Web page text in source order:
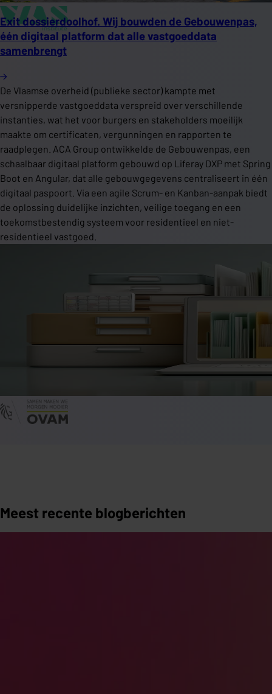
Exit dossierdoolhof. Wij bouwden de Gebouwenpas,
één digitaal platform dat alle vastgoeddata
samenbrengt
De Vlaamse overheid (publieke sector) kampte met
versnipperde vastgoeddata verspreid over verschillende
instanties, wat het voor burgers en stakeholders moeilijk
maakte om certificaten, vergunningen en rapporten te
raadplegen. ACA Group ontwikkelde de Gebouwenpas, een
schaalbaar digitaal platform gebouwd op Liferay DXP met Spring
Boot en Angular, dat alle gebouwgegevens centraliseert in één
digitaal paspoort. Via een agile Scrum- en Kanban-aanpak biedt
de oplossing duidelijke inzichten, veilige toegang en een
toekomstbestendig systeem voor residentieel en niet-
residentieel vastgoed.
Meest recente blogberichten